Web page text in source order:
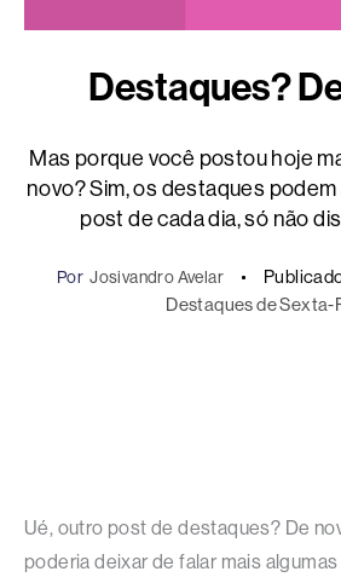
Destaques?
Mas porque você postou hoje
novo? Sim, os destaques
post de cada dia, só não
Por Josivandro Avelar
Destaques de Sexta-
Ué, outro post de destaques? De
poderia deixar de falar mais